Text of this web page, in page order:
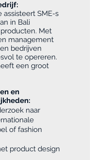
assisteert SME-s
in Bali
Met
management
bedrijven
te opereren.
een groot
en
naar
of fashion
product design